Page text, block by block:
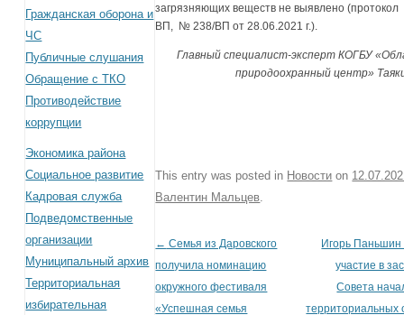
Гражданская оборона и
ЧС
Публичные слушания
Обращение с ТКО
Противодействие
коррупции
Экономика района
Социальное развитие
Кадровая служба
Подведомственные
организации
Муниципальный архив
Территориальная
избирательная
загрязняющих веществ не выявлено (протокол
ВП, № 238/ВП от 28.06.2021 г.).
Главный специалист-эксперт КОГБУ
природоохранный центр»
This entry was posted in Новости on
Валентин Мальцев
Post navigation
← Семья из Даровского
получила номинацию
окружного фестиваля
«Успешная семья
Игорь
участие в
Совета
территориальных